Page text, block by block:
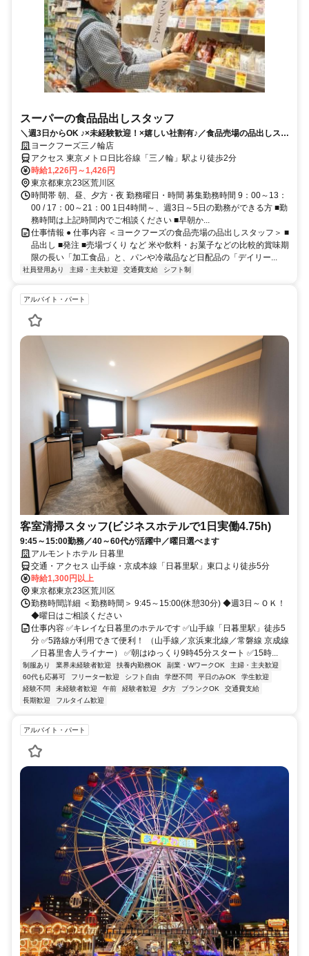
スーパーの食品品出しスタッフ
＼週3日からOK ♪×未経験歓迎！×嬉しい社割有♪／食品売場の品出しスタ
ッフ募集
ヨークフーズ三ノ輪店
アクセス 東京メトロ日比谷線「三ノ輪」駅より徒歩2分
時給1,226円～1,426円
東京都東京23区荒川区
時間帯 朝、昼、夕方・夜 勤務曜日・時間 募集勤務時間 9：00～13：
00 / 17：00～21：00 1日4時間～、週3日～5日の勤務ができる方 ■勤
務時間は上記時間内でご相談ください ■早朝か...
仕事情報 ● 仕事内容 ＜ヨークフーズの食品売場の品出しスタッフ＞ ■
品出し ■発注 ■売場づくり など 米や飲料・お菓子などの比較的賞味期
限の長い「加工食品」と、パンや冷蔵品など日配品の「デイリー...
社員登用あり 主婦・主夫歓迎 交通費支給 シフト制
アルバイト・パート
客室清掃スタッフ(ビジネスホテルで1日実働4.75h)
9:45～15:00勤務／40～60代が活躍中／曜日選べます
アルモントホテル 日暮里
交通・アクセス 山手線・京成本線「日暮里駅」東口より徒歩5分
時給1,300円以上
東京都東京23区荒川区
勤務時間詳細 ＜勤務時間＞ 9:45～15:00(休憩30分) ◆週3日～ＯＫ！
◆曜日はご相談ください
仕事内容 ✅キレイな日暮里のホテルです ✅山手線「日暮里駅」徒歩5
分 ✅5路線が利用できて便利！ （山手線／京浜東北線／常磐線 京成線
／日暮里舎人ライナー） ✅朝はゆっくり9時45分スタート ✅15時...
制服あり 業界未経験者歓迎 扶養内勤務OK 副業・WワークOK
主婦・主夫歓迎
60代も応募可
フリーター歓迎 シフト自由 学歴不問 平日のみOK
学生歓迎
経験不問
未経験者歓迎 午前 経験者歓迎 夕方 ブランクOK
交通費支給
長期歓迎
フルタイム歓迎
アルバイト・パート